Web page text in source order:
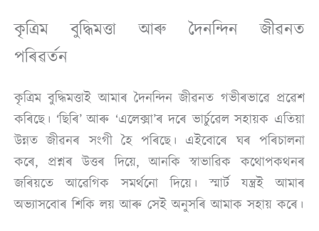
কৃত্ৰিম বুদ্ধিমত্তা আৰু দৈনন্দিন জীৱনত
পৰিৱৰ্তন
কৃত্ৰিম বুদ্ধিমত্তাই আমাৰ দৈনন্দিন জীৱনত গভীৰভাৱে প্ৰৱেশ
কৰিছে। ‘ছিৰি’ আৰু ‘এলেক্সা’ৰ দৰে ভাৰ্চুৱেল সহায়ক এতিয়া
উন্নত জীৱনৰ সংগী হৈ পৰিছে। এইবোৰে ঘৰ পৰিচালনা
কৰে, প্ৰশ্নৰ উত্তৰ দিয়ে, আনকি স্বাভাৱিক কথোপকথনৰ
জৰিয়তে আৱেগিক সমৰ্থনো দিয়ে। স্মাৰ্ট যন্ত্ৰই আমাৰ
অভ্যাসবোৰ শিকি লয় আৰু সেই অনুসৰি আমাক সহায় কৰে।